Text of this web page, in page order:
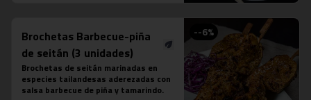
--6%
Brochetas Barbecue-piña
de seitán (3 unidades)
Brochetas de seitán marinadas en
especies tailandesas aderezadas con
salsa barbecue de piña y tamarindo.